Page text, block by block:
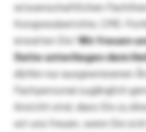
wissenschaftlichen
Kongressberichte, CME-
erwarten Sie!Wir freuen
Seite unterliegen dem
dürfen nur ausgewiesenen
Fachpersonal zugänglich
Ansicht sind, dass Sie zu
wir uns freuen, wenn Sie